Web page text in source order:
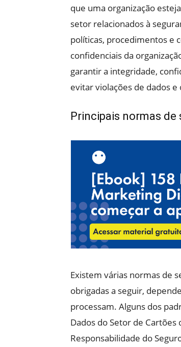
que uma organização
setor relacionados à
políticas, procedimentos e
confidenciais da
garantir a integridade,
evitar violações de dados
Principais normas
Existem várias normas de
obrigadas a seguir,
processam. Alguns dos
Dados do Setor de Cartões
Responsabilidade do